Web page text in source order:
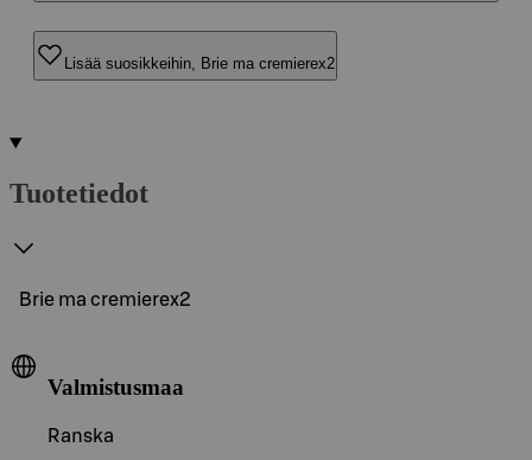
Lisää suosikkeihin, Brie ma cremierex2
Tuotetiedot
Brie ma cremierex2
Valmistusmaa
Ranska